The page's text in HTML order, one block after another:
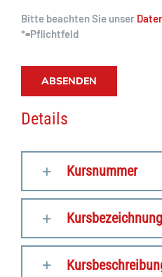
Bitte beachten Sie unser
*=Pflichtfeld
ABSENDEN
Details
Kursnummer
Kursbezeichnung